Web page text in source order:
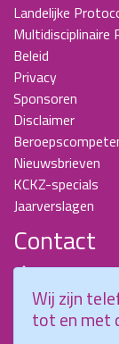
Landelijke
Multidisciplinaire
Beleid
Privacy
Sponsoren
Disclaimer
Nieuwsbrieven
KCKZ-specials
Jaarverslagen
Contact
2132 HN,
088 -
Wij zijn
tot en met